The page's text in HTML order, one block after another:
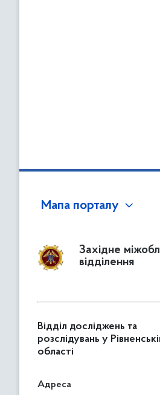
Мапа порталу
Західне
відділення
Відділ досліджень та
розслідувань у
області
Адреса